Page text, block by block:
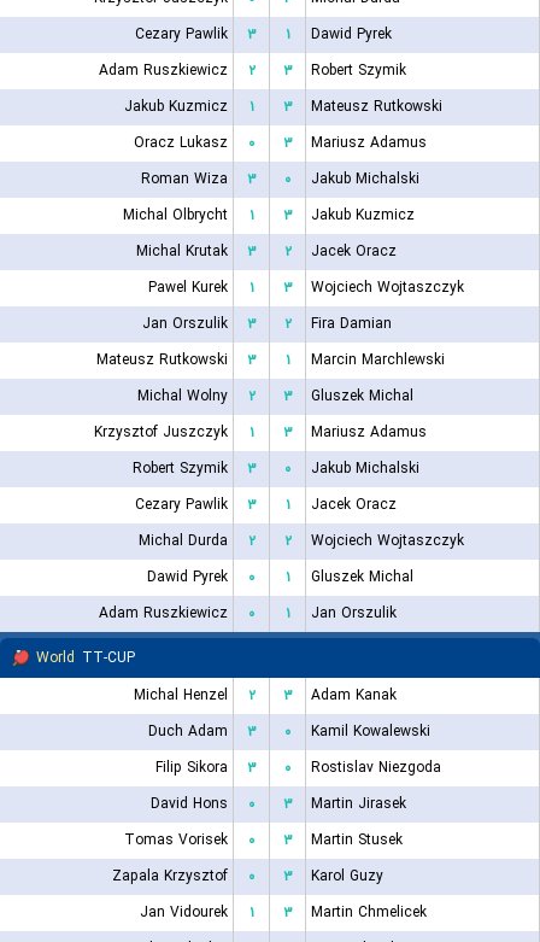
Cezary Pawlik
۳ ۱
Dawid Pyrek
Adam Ruszkiewicz
۲ ۳
Robert Szymik
Jakub Kuzmicz
۱ ۳
Mateusz Rutkowski
Oracz Lukasz
۰ ۳
Mariusz Adamus
Roman Wiza
۳ ۰
Jakub Michalski
Michal Olbrycht
۱ ۳
Jakub Kuzmicz
Michal Krutak
۳ ۲
Jacek Oracz
Pawel Kurek
۱ ۳
Wojciech Wojtaszczyk
Jan Orszulik
۳ ۲
Fira Damian
Mateusz Rutkowski
۳ ۱
Marcin Marchlewski
Michal Wolny
۲ ۳
Gluszek Michal
Krzysztof Juszczyk
۱ ۳
Mariusz Adamus
Robert Szymik
۳ ۰
Jakub Michalski
Cezary Pawlik
۳ ۱
Jacek Oracz
Michal Durda
۲ ۲
Wojciech Wojtaszczyk
Dawid Pyrek
۰ ۱
Gluszek Michal
Adam Ruszkiewicz
۰ ۱
Jan Orszulik
World TT-CUP
Michal Henzel
۲ ۳
Adam Kanak
Duch Adam
۳ ۰
Kamil Kowalewski
Filip Sikora
۳ ۰
Rostislav Niezgoda
David Hons
۰ ۳
Martin Jirasek
Tomas Vorisek
۰ ۳
Martin Stusek
Zapala Krzysztof
۰ ۳
Karol Guzy
Jan Vidourek
۱ ۳
Martin Chmelicek